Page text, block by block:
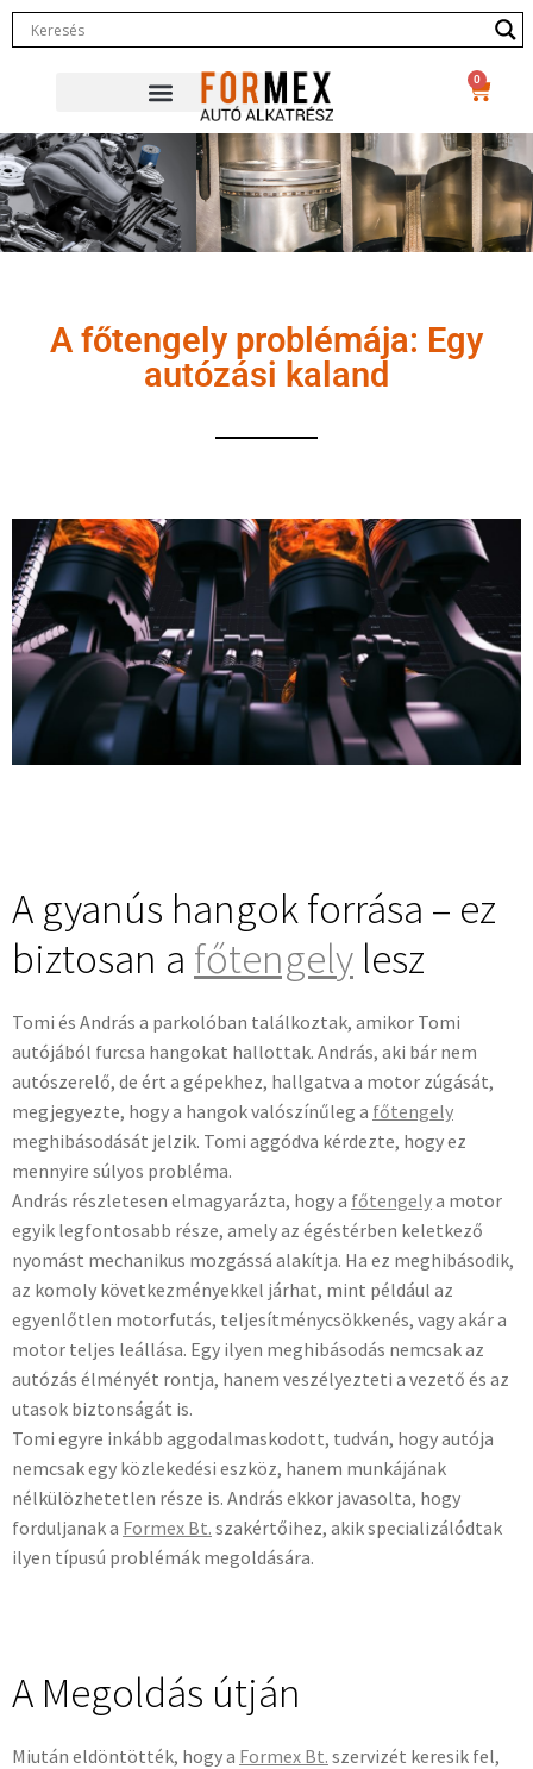
0
A főtengely problémája: Egy
autózási kaland
A gyanús hangok forrása – ez
biztosan a főtengely lesz
Tomi és András a parkolóban találkoztak, amikor Tomi
autójából furcsa hangokat hallottak. András, aki bár nem
autószerelő, de ért a gépekhez, hallgatva a motor zúgását,
megjegyezte, hogy a hangok valószínűleg a főtengely
meghibásodását jelzik. Tomi aggódva kérdezte, hogy ez
mennyire súlyos probléma.
András részletesen elmagyarázta, hogy a főtengelya motor
egyik legfontosabb része, amely az égéstérben keletkező
nyomást mechanikus mozgássá alakítja. Ha ez meghibásodik,
az komoly következményekkel járhat, mint például az
egyenlőtlen motorfutás, teljesítménycsökkenés, vagy akár a
motor teljes leállása. Egy ilyen meghibásodás nemcsak az
autózás élményét rontja, hanem veszélyezteti a vezető és az
utasok biztonságát is.
Tomi egyre inkább aggodalmaskodott, tudván, hogy autója
nemcsak egy közlekedési eszköz, hanem munkájának
nélkülözhetetlen része is. András ekkor javasolta, hogy
forduljanak a Formex Bt. szakértőihez, akik specializálódtak
ilyen típusú problémák megoldására.
A Megoldás útján
Miután eldöntötték, hogy a Formex Bt. szervizét keresik fel,